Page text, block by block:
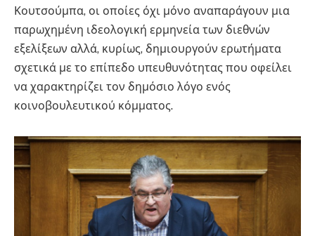
Κουτσούμπα, οι οποίες όχι μόνο αναπαράγουν μια
παρωχημένη ιδεολογική ερμηνεία των διεθνών
εξελίξεων αλλά, κυρίως, δημιουργούν ερωτήματα
σχετικά με το επίπεδο υπευθυνότητας που οφείλει
να χαρακτηρίζει τον δημόσιο λόγο ενός
κοινοβουλευτικού κόμματος.